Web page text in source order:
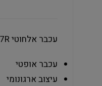
עכבר אלחוטי RF-317R בצבע אפור
עכבר אופטי
עיצוב ארגונומי